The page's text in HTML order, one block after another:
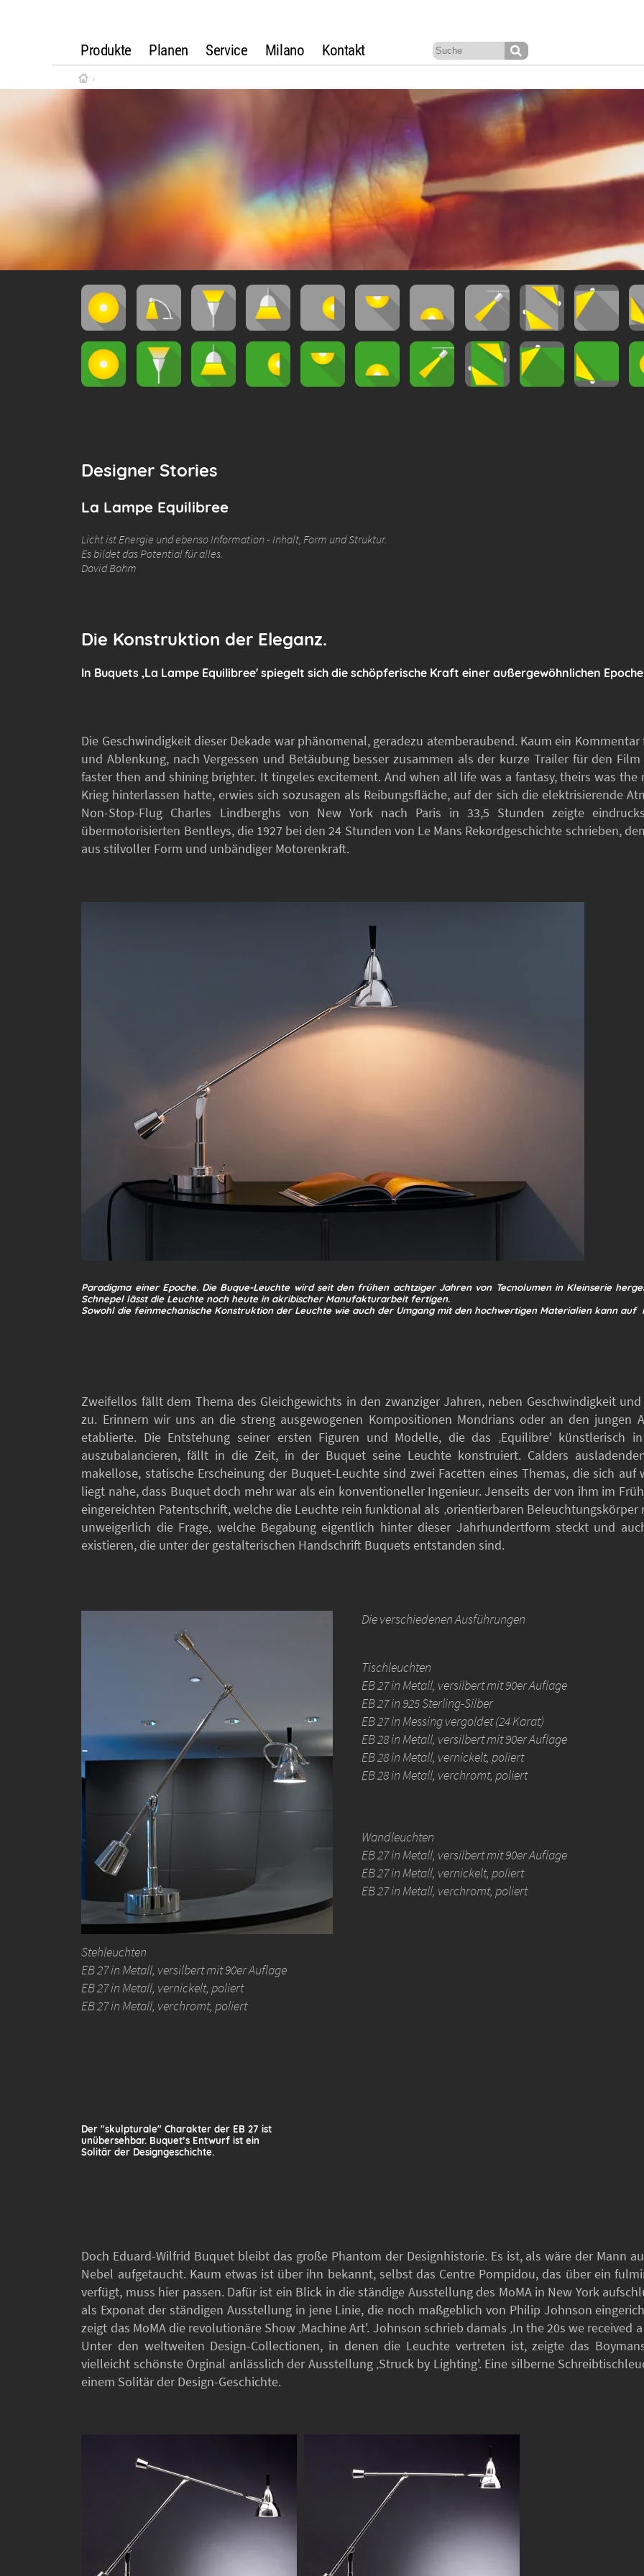
Produkte Planen Service Milano Kontakt
Designer Stories
La Lampe Equilibree
Licht ist Energie und ebenso Information - Inhalt, Form und Struktur.
Es bildet das Potential für alles.
David Bohm
Die Konstruktion der Eleganz.
In Buquets ‚La Lampe Equilibree' spiegelt sich die schöpferische Kraft einer außergewöhnlichen
Die Geschwindigkeit dieser Dekade war phänomenal, geradezu atemberaubend. Kaum ein
und Ablenkung, nach Vergessen und Betäubung besser zusammen als der kurze Trailer für den Film
faster then and shining brighter. It tingeles excitement. And when all life was a fantasy, theirs was
Krieg hinterlassen hatte, erwies sich sozusagen als Reibungsfläche, auf der sich die elektrisierende
Non-Stop-Flug Charles Lindberghs von New York nach Paris in 33,5 Stunden zeigte
übermotorisierten Bentleys, die 1927 bei den 24 Stunden von Le Mans Rekordgeschichte schrieben,
aus stilvoller Form und unbändiger Motorenkraft.
Paradigma einer Epoche. Die Buque-Leuchte wird seit den frühen achtziger Jahren von Tecnolumen in Kleinserie
Schnepel lässt die Leuchte noch heute in akribischer Manufakturarbeit fertigen.
Sowohl die feinmechanische Konstruktion der Leuchte wie auch der Umgang mit den hochwertigen Materialien kann
Zweifellos fällt dem Thema des Gleichgewichts in den zwanziger Jahren, neben Geschwindigkeit
zu. Erinnern wir uns an die streng ausgewogenen Kompositionen Mondrians oder an den jungen
etablierte. Die Entstehung seiner ersten Figuren und Modelle, die das ‚Equilibre' künstlerisch
auszubalancieren, fällt in die Zeit, in der Buquet seine Leuchte konstruiert. Calders
makellose, statische Erscheinung der Buquet-Leuchte sind zwei Facetten eines Themas, die sich auf
liegt nahe, dass Buquet doch mehr war als ein konventioneller Ingenieur. Jenseits der von ihm im
eingereichten Patentschrift, welche die Leuchte rein funktional als ‚orientierbaren
unweigerlich die Frage, welche Begabung eigentlich hinter dieser Jahrhundertform steckt und
existieren, die unter der gestalterischen Handschrift Buquets entstanden sind.
Die verschiedenen Ausführungen
Tischleuchten
EB 27 in Metall, versilbert mit 90er Auflage
EB 27 in 925 Sterling-Silber
EB 27 in Messing vergoldet (24 Karat)
EB 28 in Metall, versilbert mit 90er Auflage
EB 28 in Metall, vernickelt, poliert
EB 28 in Metall, verchromt, poliert
Wandleuchten
EB 27 in Metall, versilbert mit 90er Auflage
EB 27 in Metall, vernickelt, poliert
EB 27 in Metall, verchromt, poliert
Stehleuchten
EB 27 in Metall, versilbert mit 90er Auflage
EB 27 in Metall, vernickelt, poliert
EB 27 in Metall, verchromt, poliert
Der "skulpturale" Charakter der EB 27 ist
unübersehbar. Buquet’s Entwurf ist ein
Solitär der Designgeschichte.
Doch Eduard-Wilfrid Buquet bleibt das große Phantom der Designhistorie. Es ist, als wäre der Mann
Nebel aufgetaucht. Kaum etwas ist über ihn bekannt, selbst das Centre Pompidou, das über ein
verfügt, muss hier passen. Dafür ist ein Blick in die ständige Ausstellung des MoMA in New York
als Exponat der ständigen Ausstellung in jene Linie, die noch maßgeblich von Philip Johnson
zeigt das MoMA die revolutionäre Show ‚Machine Art'. Johnson schrieb damals ‚In the 20s we received
Unter den weltweiten Design-Collectionen, in denen die Leuchte vertreten ist, zeigte das
vielleicht schönste Orginal anlässlich der Ausstellung ‚Struck by Lighting'. Eine silberne
einem Solitär der Design-Geschichte.